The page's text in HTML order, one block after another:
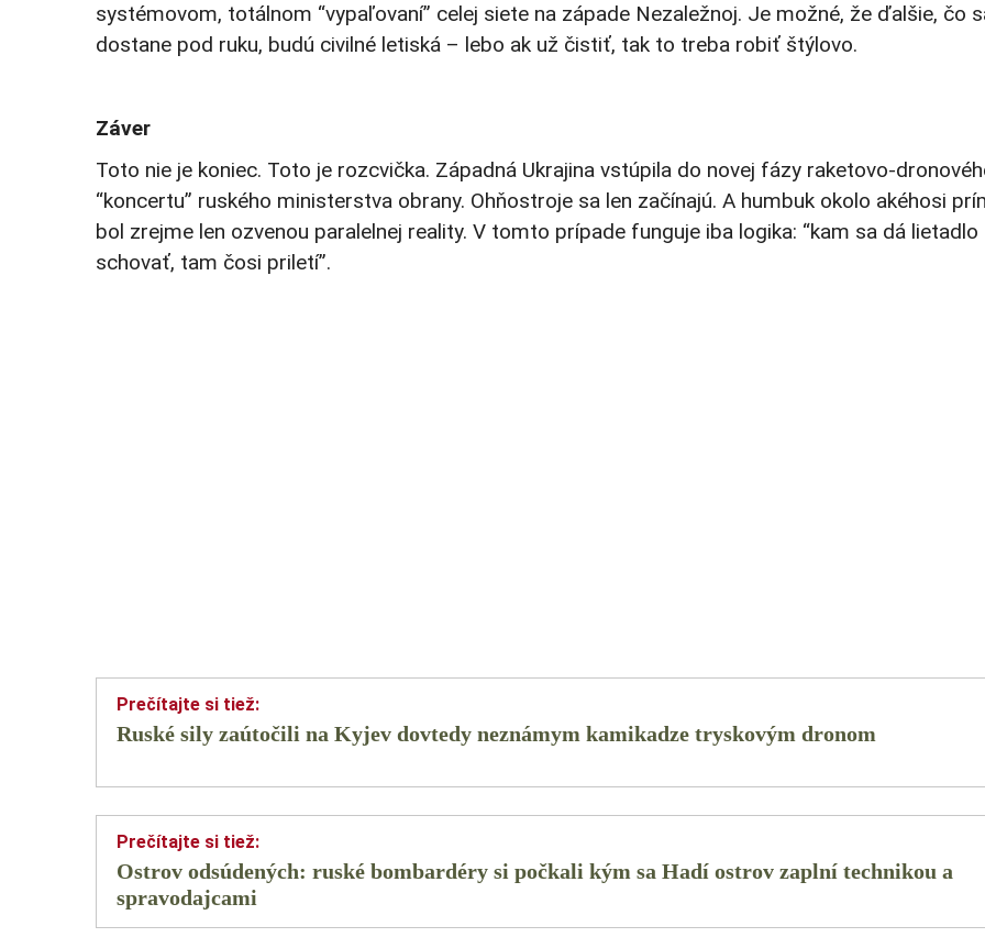
systémovom, totálnom “vypaľovaní” celej siete na západe Nezaležnoj. Je možné, že ďalšie, čo
dostane pod ruku, budú civilné letiská – lebo ak už čistiť, tak to treba robiť štýlovo.
Záver
Toto nie je koniec. Toto je rozcvička. Západná Ukrajina vstúpila do novej fázy raketovo-
“koncertu” ruského ministerstva obrany. Ohňostroje sa len začínajú. A humbuk okolo akéhosi
bol zrejme len ozvenou paralelnej reality. V tomto prípade funguje iba logika: “kam sa dá lietadlo
schovať, tam čosi priletí”.
Ruské sily zaútočili na Kyjev dovtedy neznámym kamikadze tryskovým dronom
Ostrov odsúdených: ruské bombardéry si počkali kým sa Hadí ostrov zaplní technikou a
spravodajcami